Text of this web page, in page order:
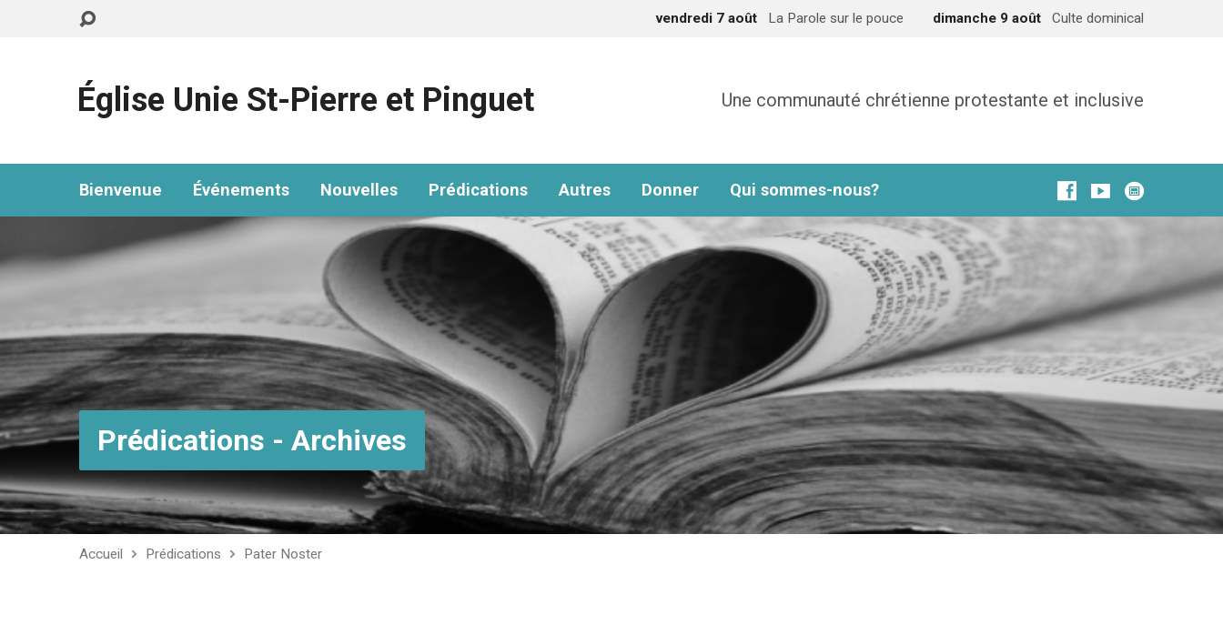
vendredi 7 août La Parole sur le pouce dimanche 9 août Culte dominical
Église Unie St-Pierre et Pinguet Une communauté chrétienne protestante et inclusive
Bienvenue Événements Nouvelles Prédications Autres Donner Qui sommes-nous?
Prédications - Archives
Accueil Prédications Pater Noster